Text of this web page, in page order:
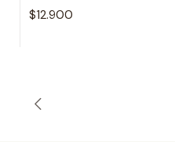
$12.900